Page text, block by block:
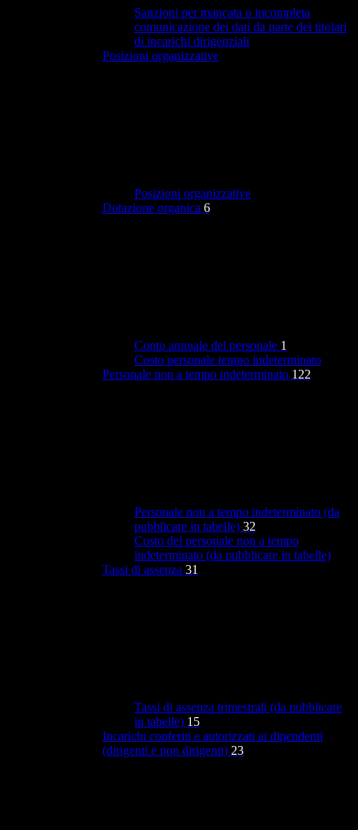
Sanzioni per mancata o incompleta
comunicazione dei dati da parte dei titolari
di incarichi dirigenziali
Posizioni organizzative
Posizioni organizzative
Dotazione organica 6
Conto annuale del personale 1
Costo personale tempo indeterminato
Personale non a tempo indeterminato 122
Personale non a tempo indeterminato (da
pubblicare in tabelle) 32
Costo del personale non a tempo
indeterminato (da pubblicare in tabelle)
Tassi di assenza 31
Tassi di assenza trimestrali (da pubblicare
in tabelle) 15
Incarichi conferiti e autorizzati ai dipendenti
(dirigenti e non dirigenti) 23